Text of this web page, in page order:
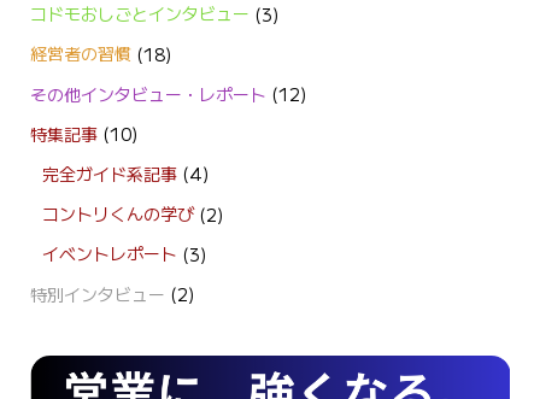
コドモおしごとインタビュー (3)
経営者の習慣(18)
その他インタビュー・レポート (12)
特集記事(10)
完全ガイド系記事 (4)
コントリくんの学び(2)
イベントレポート (3)
特別インタビュー (2)